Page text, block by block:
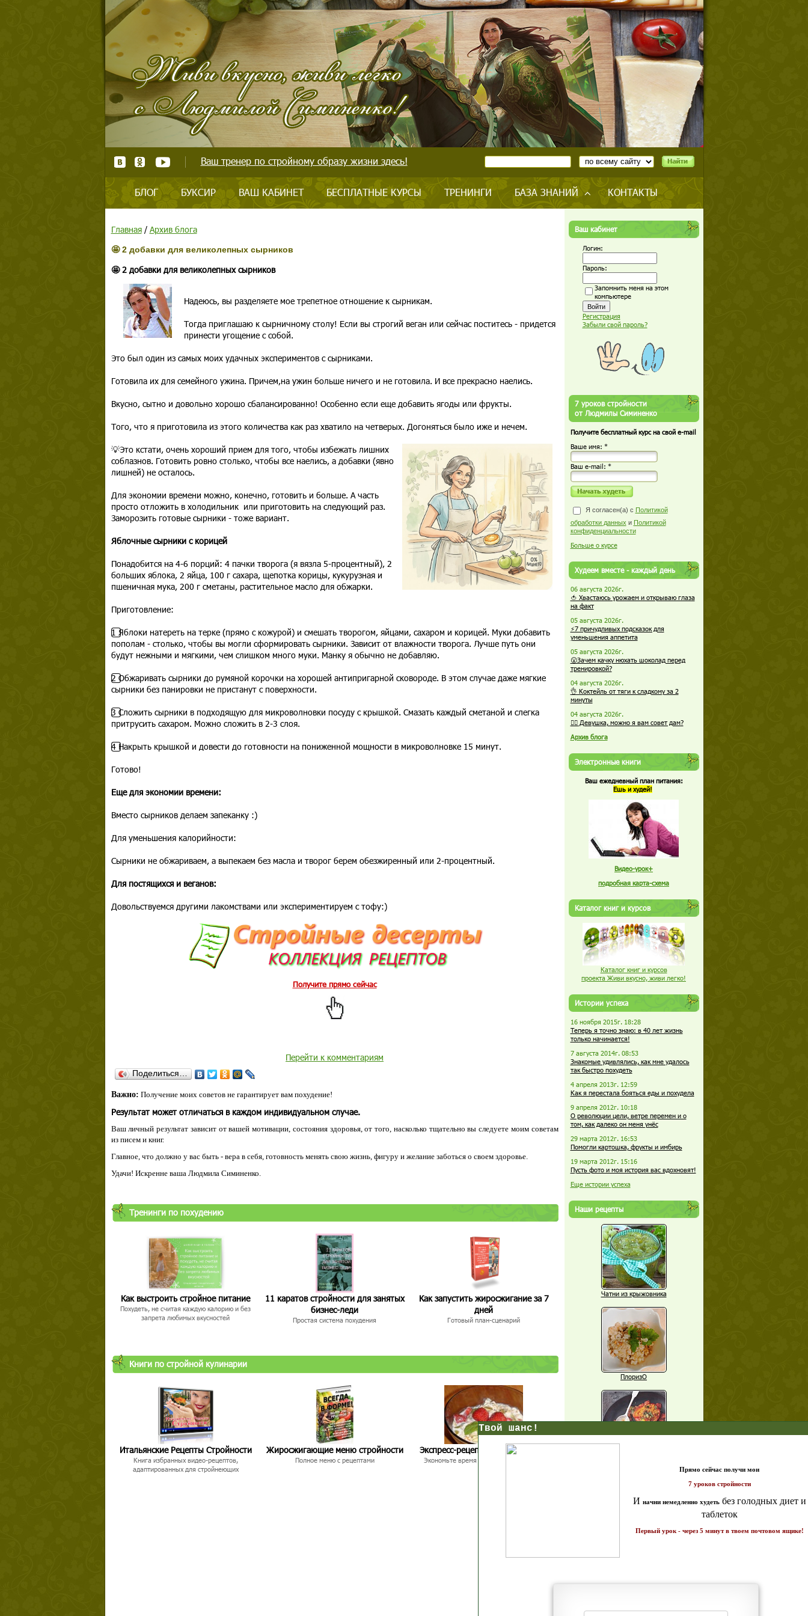
Ваш тренер по стройному образу жизни здесь!
БЛОГ БУКСИР ВАШ КАБИНЕТ БЕСПЛАТНЫЕ КУРСЫ ТРЕНИНГИ БАЗА ЗНАНИЙ КОНТАКТЫ
Главная/ Архив блога
🤩 2 добавки для великолепных сырников
🤩 2 добавки для великолепных сырников
Надеюсь, вы разделяете мое трепетное отношение к сырникам.
Тогда приглашаю к сырничному столу! Если вы строгий веган или сейчас поститесь - придется
принести угощение с собой.
Это был один из самых моих удачных экспериментов с сырниками.
Готовила их для семейного ужина. Причем,на ужин больше ничего и не готовила. И все прекрасно наелись.
Вкусно, сытно и довольно хорошо сбалансированно! Особенно если еще добавить ягоды или фрукты.
Того, что я приготовила из этого количества как раз хватило на четверых. Догоняться было иже и нечем.
💡Это кстати, очень хороший прием для того, чтобы избежать лишних
соблазнов. Готовить ровно столько, чтобы все наелись, а добавки (явно
лишней) не осталось.
Для экономии времени можно, конечно, готовить и больше. А часть
просто отложить в холодильник или приготовить на следующий раз.
Заморозить готовые сырники - тоже вариант.
Яблочные сырники с корицей
Понадобится на 4-6 порций: 4 пачки творога (я вязла 5-процентный), 2
больших яблока, 2 яйца, 100 г сахара, щепотка корицы, кукурузная и
пшеничная мука, 200 г сметаны, растительное масло для обжарки.
Приготовление:
1️⃣ Яблоки натереть на терке (прямо с кожурой) и смешать творогом, яйцами, сахаром и корицей. Муки добавить
пополам - столько, чтобы вы могли сформировать сырники. Зависит от влажности творога. Лучше путь они
будут нежными и мягкими, чем слишком много муки. Манку я обычно не добавляю.
2️⃣ Обжаривать сырники до румяной корочки на хорошей антипригарной сковороде. В этом случае даже мягкие
сырники без панировки не пристанут с поверхности.
3️⃣ Сложить сырники в подходящую для микроволновки посуду с крышкой. Смазать каждый сметаной и слегка
притрусить сахаром. Можно сложить в 2-3 слоя.
4️⃣ Накрыть крышкой и довести до готовности на пониженной мощности в микроволновке 15 минут.
Готово!
Еще для экономии времени:
Вместо сырников делаем запеканку :)
Для уменьшения калорийности:
Сырники не обжариваем, а выпекаем без масла и творог берем обезжиренный или 2-процентный.
Для постящихся и веганов:
Довольствуемся другими лакомствами или экспериментируем с тофу:)
Получите прямо сейчас
Перейти к комментариям
Поделиться…
Важно: Получение моих советов не гарантирует вам похудение!
Результат может отличаться в каждом индивидуальном случае.
Ваш личный результат зависит от вашей мотивации, состояния здоровья, от того, насколько тщательно вы следуете моим советам
из писем и книг.
Главное, что должно у вас быть - вера в себя, готовность менять свою жизнь, фигуру и желание заботься о своем здоровье.
Удачи! Искренне ваша Людмила Симиненко.
Тренинги по похудению
Как выстроить стройное питание
Похудеть, не считая каждую калорию и без
запрета любимых вкусностей
11 каратов стройности для занятых
бизнес-леди
Простая система похудения
Как запустить жиросжигание за 7
дней
Готовый план-сценарий
Книги по стройной кулинарии
Итальянские Рецепты Стройности
Книга избранных видео-рецептов,
адаптированных для стройнеющих
Жиросжигающие меню стройности
Полное меню с рецептами
Экспресс-рецепты для худеющих
Экономьте время и Стройнейте Вкусно!
Ваш кабинет
Логин:
Пароль:
Запомнить меня на этом
компьютере
Регистрация
Забыли свой пароль?
7 уроков стройности
от Людмилы Симиненко
Получите бесплатный курс на свой e-mail
Ваше имя: *
Ваш е-mail: *
Я согласен(а) с Политикой
обработки данных и Политикой
конфиденциальности
Больше о курсе
Худеем вместе - каждый день
06 августа 2026г.
🍅 Хвастаюсь урожаем и открываю глаза
на факт
05 августа 2026г.
⚡7 причудливых подсказок для
уменьшения аппетита
05 августа 2026г.
😮Зачем качку нюхать шоколад перед
тренировкой?
04 августа 2026г.
👌 Коктейль от тяги к сладкому за 2
минуты
04 августа 2026г.
🏋️‍♀️ Девушка, можно я вам совет дам?
Архив блога
Электронные книги
Ваш ежедневный план питания:
Ешь и худей!
Видео-урок+
подробная карта-схема
Каталог книг и курсов
Каталог книг и курсов
проекта Живи вкусно, живи легко!
Истории успеха
16 ноября 2015г. 18:28
Теперь я точно знаю: в 40 лет жизнь
только начинается!
7 августа 2014г. 08:53
Знакомые удивлялись, как мне удалось
так быстро похудеть
4 апреля 2013г. 12:59
Как я перестала бояться еды и похудела
9 апреля 2012г. 10:18
О революции цели, ветре перемен и о
том, как далеко он меня унёс
29 марта 2012г. 16:53
Помогли картошка, фрукты и имбирь
19 марта 2012г. 15:16
Пусть фото и моя история вас вдохновят!
Еще истории успеха
Наши рецепты
Чатни из крыжовника
ПлоризО
Еще рецепты
середине дня?